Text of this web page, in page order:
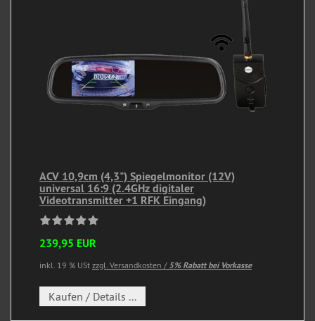
ACV 10,9cm (4,3") Spiegelmonitor (12V)
universal 16:9 (2.4GHz digitaler
Videotransmitter +1 RFK Eingang)
239,95 EUR
inkl. 19 % USt zzgl. Versandkosten / 5% Rabatt bei Vorkasse
Kaufen / Details ...